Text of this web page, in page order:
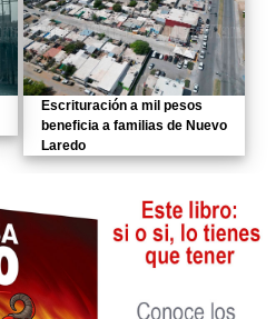
Escrituración a mil pesos
beneficia a familias de Nuevo
Laredo